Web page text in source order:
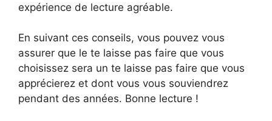
expérience de lecture agréable.
En suivant ces conseils, vous pouvez vous
assurer que le te laisse pas faire que vous
choisissez sera un te laisse pas faire que vous
apprécierez et dont vous vous souviendrez
pendant des années. Bonne lecture !